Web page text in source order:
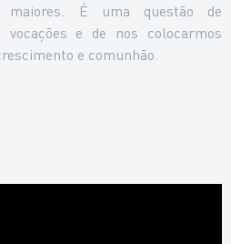
maiores. É uma questão de
vocações e de nos colocarmos
e comunhão.